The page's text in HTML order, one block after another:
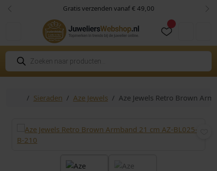
Skip to content
Skip to footer Gratis verzenden vanaf € 49,00
Vorige
P
o
d
HomeSieraden Aze Jewels Aze Jewels Retro Brown